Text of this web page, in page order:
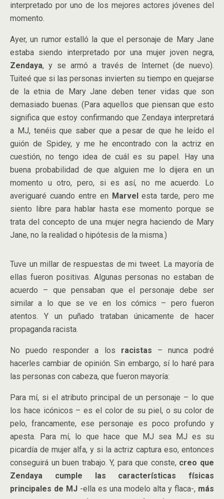
interpretado por uno de los mejores actores jóvenes del
momento.
Ayer, un rumor estalló la que el personaje de Mary Jane
estaba siendo interpretado por una mujer joven negra,
Zendaya, y se armó a través de Internet (de nuevo).
Tuiteé que si las personas invierten su tiempo en quejarse
de la etnia de Mary Jane deben tener vidas que son
demasiado buenas. (Para aquellos que piensan que esto
significa que estoy confirmando que Zendaya interpretará
a MJ, tenéis que saber que a pesar de que he leído el
guión de Spidey, y me he encontrado con la actriz en
cuestión, no tengo idea de cuál es su papel. Hay una
buena probabilidad de que alguien me lo dijera en un
momento u otro, pero, si es así, no me acuerdo. Lo
averiguaré cuando entre en Marvel esta tarde, pero me
siento libre para hablar hasta ese momento porque se
trata del concepto de una mujer negra haciendo de Mary
Jane, no la realidad o hipótesis de la misma.)
Tuve un millar de respuestas de mi tweet. La mayoría de
ellas fueron positivas. Algunas personas no estaban de
acuerdo – que pensaban que el personaje debe ser
similar a lo que se ve en los cómics – pero fueron
atentos. Y un puñado trataban únicamente de hacer
propaganda racista.
No puedo responder a los racistas – nunca podré
hacerles cambiar de opinión. Sin embargo, sí lo haré para
las personas con cabeza, que fueron mayoría:
Para mí, si el atributo principal de un personaje – lo que
los hace icónicos – es el color de su piel, o su color de
pelo, francamente, ese personaje es poco profundo y
apesta. Para mí, lo que hace que MJ sea MJ es su
picardía de mujer alfa, y si la actriz captura eso, entonces
conseguirá un buen trabajo. Y, para que conste, creo que
Zendaya cumple las características físicas
principales de MJ -ella es una modelo alta y flaca-, más